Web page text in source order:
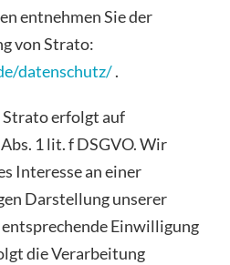
entnehmen Sie der
von Strato:
datenschutz/.
Strato erfolgt auf
1 lit. f DSGVO. Wir
Interesse an einer
Darstellung unserer
Einwilligung
die Verarbeitung